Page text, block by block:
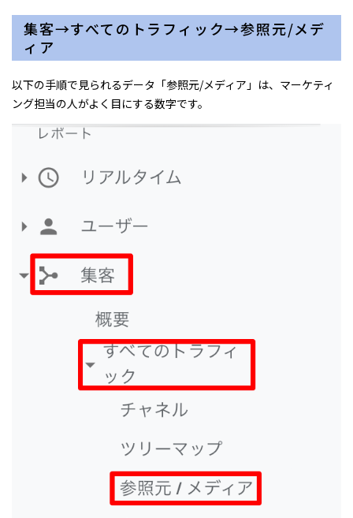
集客→すべてのトラフィック→参照元/メデ
ィア
以下の手順で見られるデータ「参照元/メディア」は、マーケティ
ング担当の人がよく目にする数字です。